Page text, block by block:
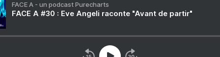
FACE A - un podcast Purecharts
FACE A #30 : Eve Angeli raconte "Avant de partir"